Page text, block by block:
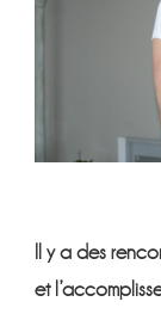
Il y a des
et